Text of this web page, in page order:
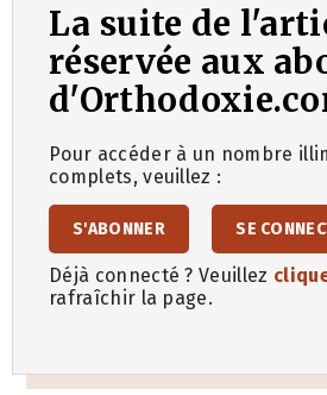
La suite de
réservée aux
Pour accéder à un nombre
complets, veuillez :
S'ABONNER SE
Déjà connecté ? Veuillez
rafraîchir la page.